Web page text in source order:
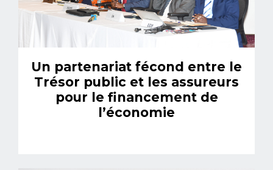
Un partenariat fécond entre le
Trésor public et les assureurs
pour le financement de
l’économie